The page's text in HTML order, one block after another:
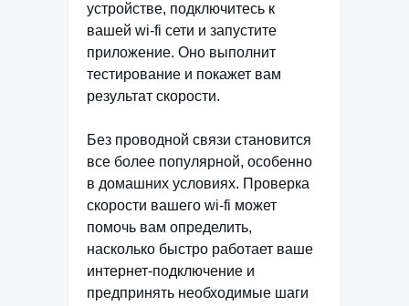
устройстве, подключитесь к
вашей wi-fi сети и запустите
приложение. Оно выполнит
тестирование и покажет вам
результат скорости.
Без проводной связи становится
все более популярной, особенно
в домашних условиях. Проверка
скорости вашего wi-fi может
помочь вам определить,
насколько быстро работает ваше
интернет-подключение и
предпринять необходимые шаги